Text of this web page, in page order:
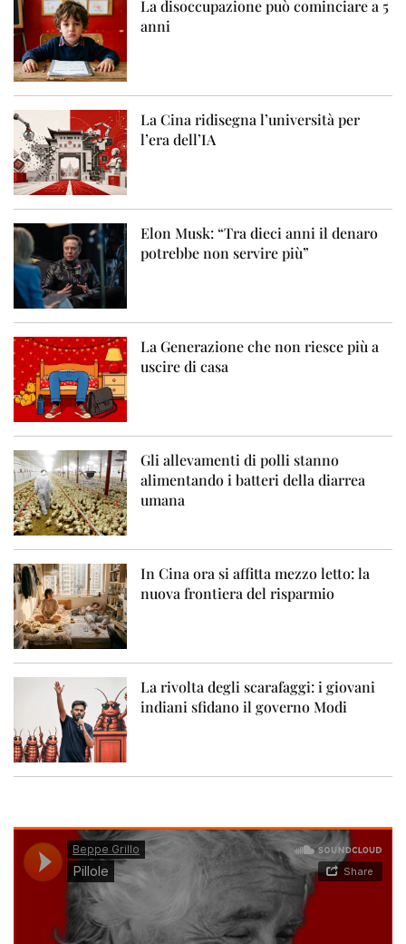
La disoccupazione può cominciare a 5
anni
La Cina ridisegna l’università per
l’era dell’IA
Elon Musk: “Tra dieci anni il denaro
potrebbe non servire più”
La Generazione che non riesce più a
uscire di casa
Gli allevamenti di polli stanno
alimentando i batteri della diarrea
umana
In Cina ora si affitta mezzo letto: la
nuova frontiera del risparmio
La rivolta degli scarafaggi: i giovani
indiani sfidano il governo Modi